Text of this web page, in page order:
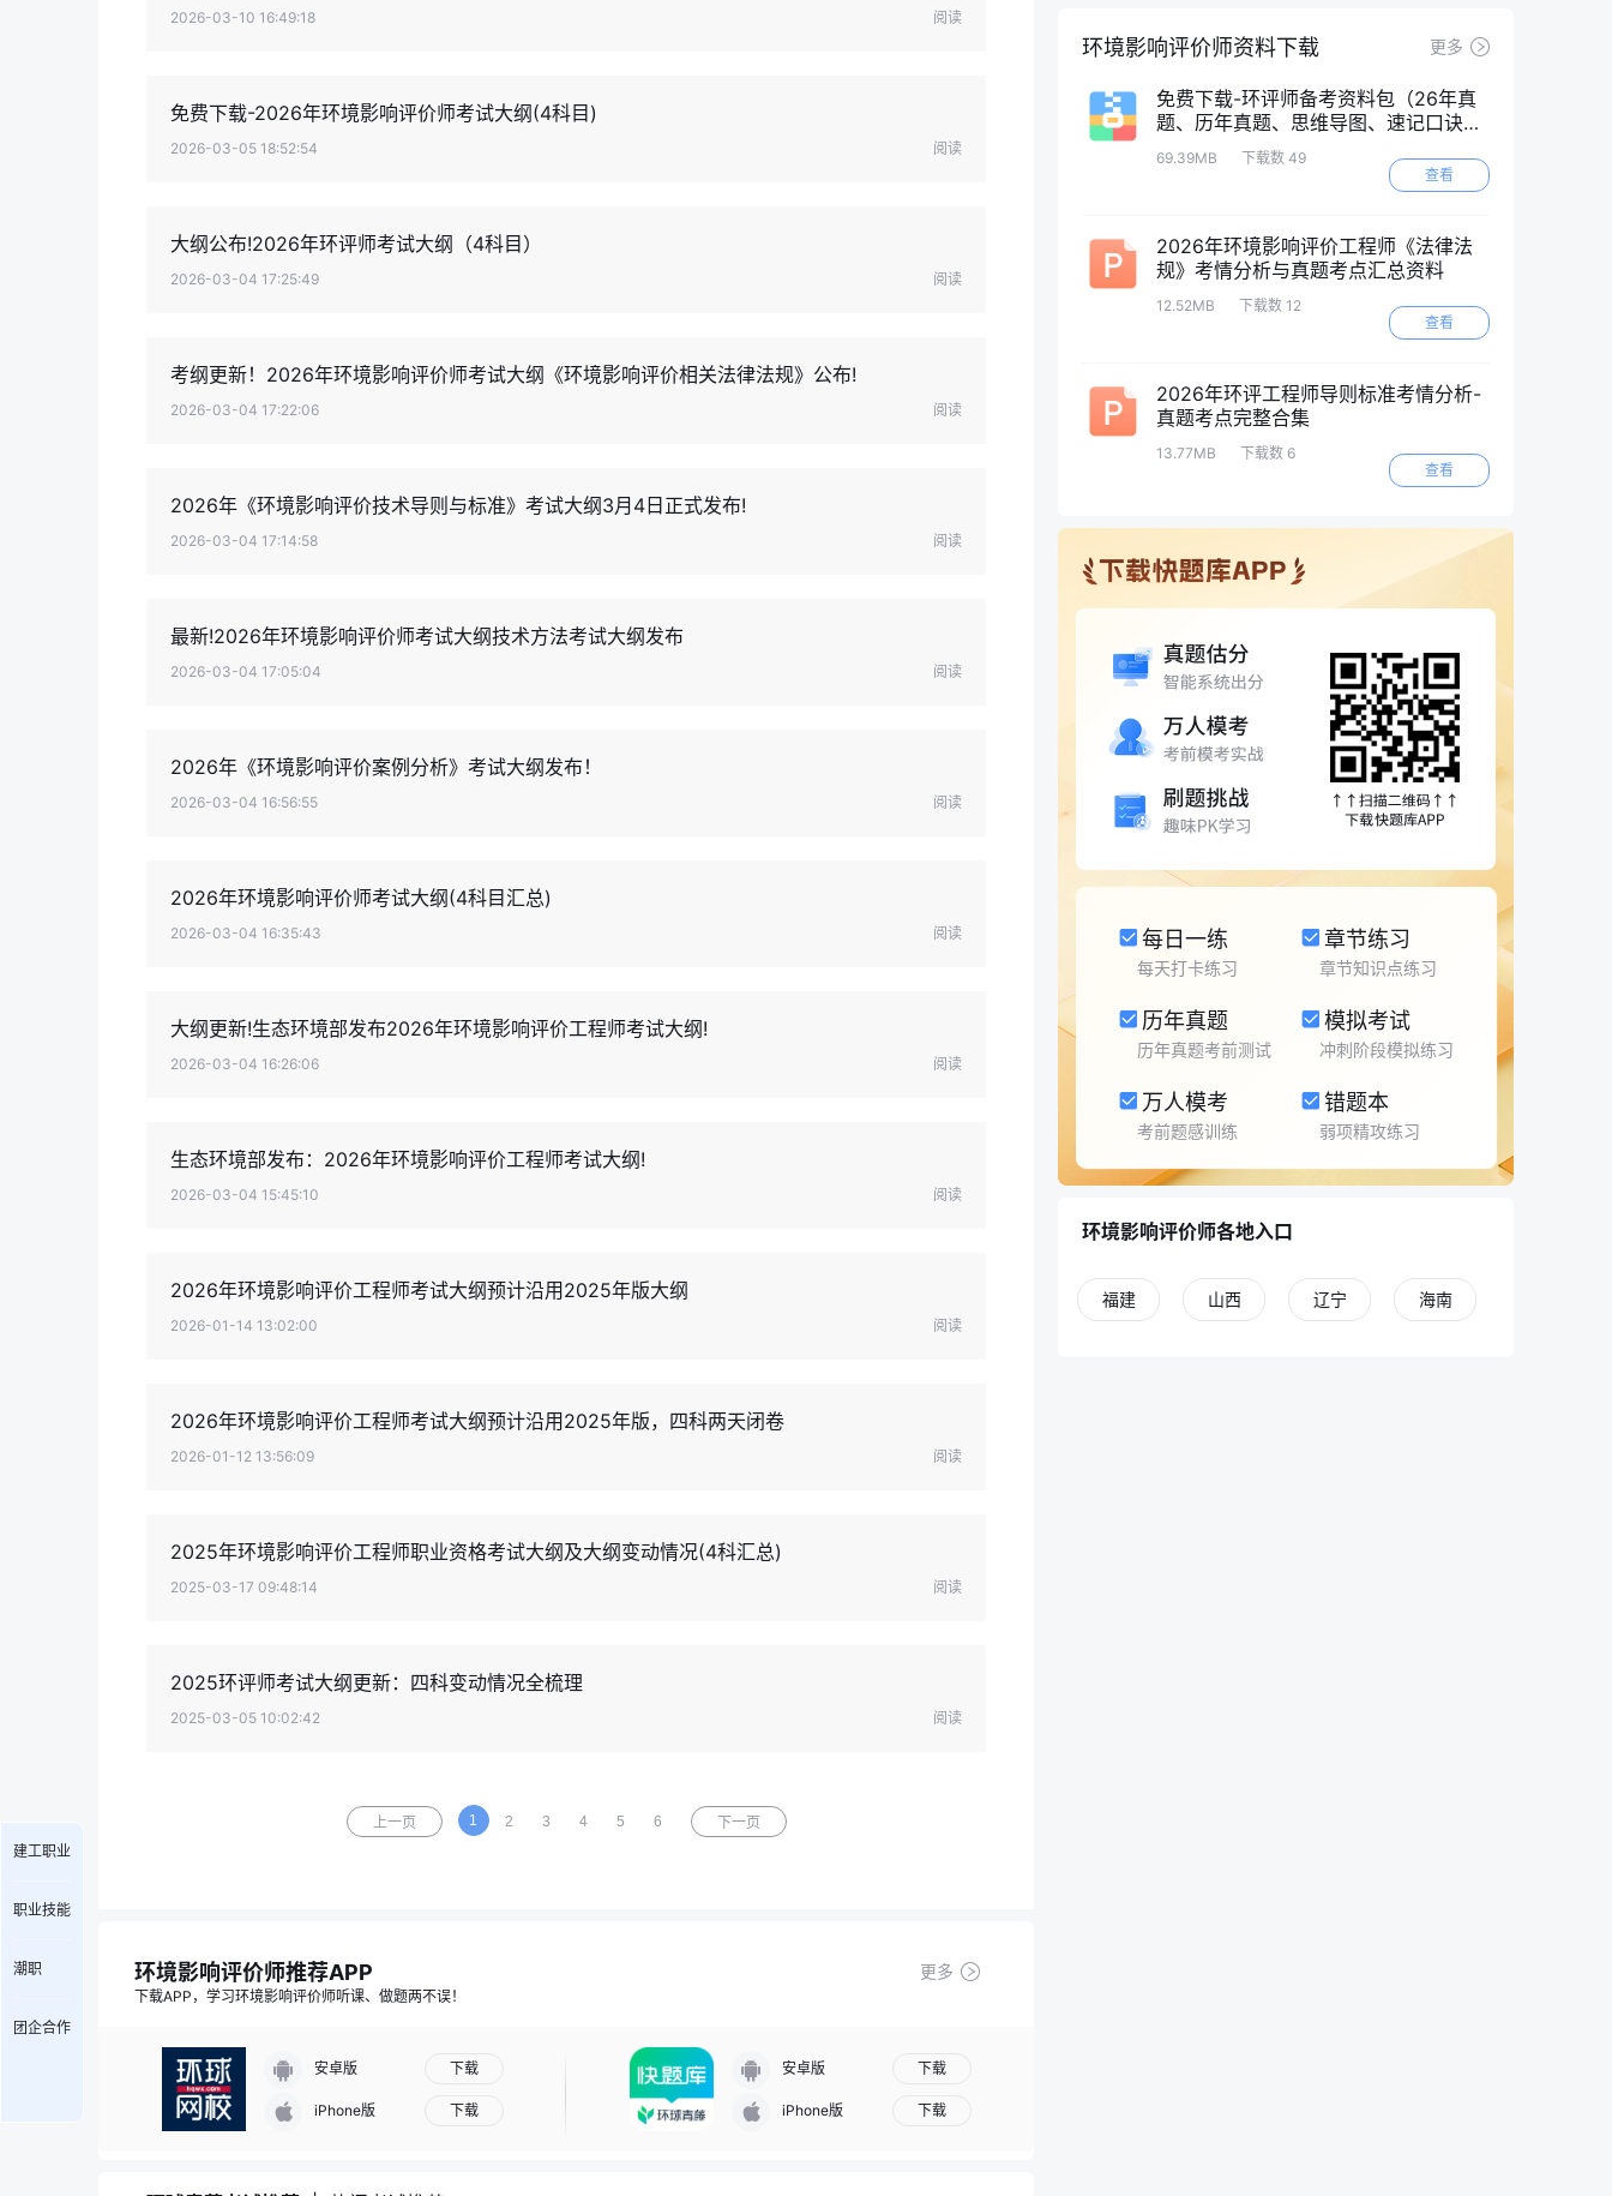
2026-03-10 16:49:18 阅读
免费下载-2026年环境影响评价师考试大纲(4科目)
2026-03-05 18:52:54 阅读
大纲公布!2026年环评师考试大纲（4科目）
2026-03-04 17:25:49 阅读
考纲更新！2026年环境影响评价师考试大纲《环境影响评价相关法律法规》公布!
2026-03-04 17:22:06 阅读
2026年《环境影响评价技术导则与标准》考试大纲3月4日正式发布!
2026-03-04 17:14:58 阅读
最新!2026年环境影响评价师考试大纲技术方法考试大纲发布
2026-03-04 17:05:04 阅读
2026年《环境影响评价案例分析》考试大纲发布！
2026-03-04 16:56:55 阅读
2026年环境影响评价师考试大纲(4科目汇总)
2026-03-04 16:35:43 阅读
大纲更新!生态环境部发布2026年环境影响评价工程师考试大纲!
2026-03-04 16:26:06 阅读
生态环境部发布：2026年环境影响评价工程师考试大纲!
2026-03-04 15:45:10 阅读
2026年环境影响评价工程师考试大纲预计沿用2025年版大纲
2026-01-14 13:02:00 阅读
2026年环境影响评价工程师考试大纲预计沿用2025年版，四科两天闭卷
2026-01-12 13:56:09 阅读
2025年环境影响评价工程师职业资格考试大纲及大纲变动情况(4科汇总)
2025-03-17 09:48:14 阅读
2025环评师考试大纲更新：四科变动情况全梳理
2025-03-05 10:02:42 阅读
上一页 1 2 3 4 5 6 下一页
环境影响评价师推荐APP 更多
下载APP，学习环境影响评价师听课、做题两不误！
安卓版 下载
iPhone版 下载
安卓版 下载
iPhone版 下载
环境影响评价师资料下载 更多
免费下载-环评师备考资料包（26年真
题、历年真题、思维导图、速记口诀
等）
69.39MB
下载数 49
查看
2026年环境影响评价工程师《法律法
规》考情分析与真题考点汇总资料
12.52MB
下载数 12
查看
2026年环评工程师导则标准考情分析-
真题考点完整合集
13.77MB
下载数 6
查看
每日一练
每天打卡练习
章节练习
章节知识点练习
历年真题
历年真题考前测试
模拟考试
冲刺阶段模拟练习
万人模考
考前题感训练
错题本
弱项精攻练习
环境影响评价师各地入口
福建 山西 辽宁 海南
建工职业
职业技能
潮职
团企合作